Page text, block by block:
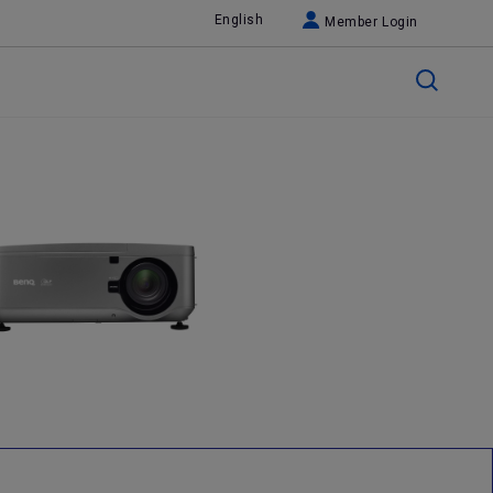
English Member Login